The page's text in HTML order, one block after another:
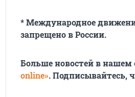
* Международное
запрещено в России.
Больше новостей в
online». Подписывайтесь,